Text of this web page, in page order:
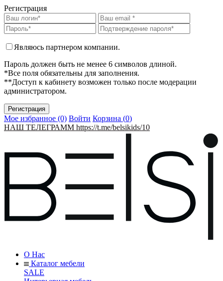
Регистрация
Являюсь партнером компании.
Пароль должен быть не менее 6 символов длиной.
*Все поля обязательны для заполнения.
**Доступ к кабинету возможен только после модерации
администратором.
Мое избранное (0) Войти Корзина (0)
НАШ ТЕЛЕГРАММ https://t.me/belsikids/10
О Нас
Каталог мебели
SALE